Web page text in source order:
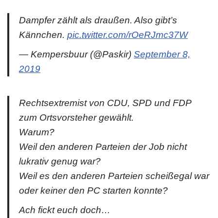
Dampfer zählt als draußen. Also gibt’s
Kännchen. pic.twitter.com/rOeRJmc37W
— Kempersbuur (@Paskir) September 8,
2019
Rechtsextremist von CDU, SPD und FDP
zum Ortsvorsteher gewählt.
Warum?
Weil den anderen Parteien der Job nicht
lukrativ genug war?
Weil es den anderen Parteien scheißegal war
oder keiner den PC starten konnte?
Ach fickt euch doch…